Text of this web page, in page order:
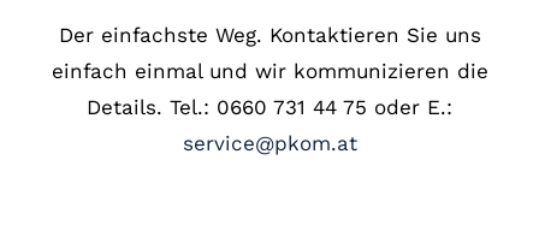
Der einfachste Weg. Kontaktieren Sie uns
einfach einmal und wir kommunizieren die
Details. Tel.: 0660 731 44 75 oder E.:
service@pkom.at